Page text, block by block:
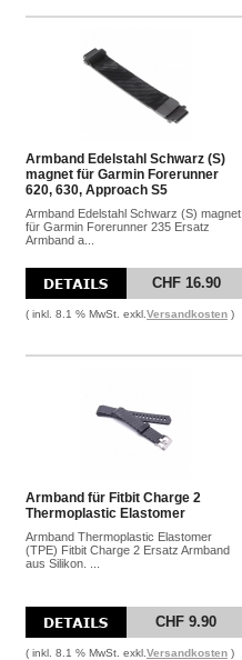
Armband Edelstahl Schwarz (S)
magnet für Garmin Forerunner
620, 630, Approach S5
Armband Edelstahl Schwarz (S) magnet
für Garmin Forerunner 235 Ersatz
Armband a...
CHF 16.90
( inkl. 8.1 % MwSt. exkl. Versandkosten )
Armband für Fitbit Charge 2
Thermoplastic Elastomer
Armband Thermoplastic Elastomer
(TPE) Fitbit Charge 2 Ersatz Armband
aus Silikon. ...
CHF 9.90
( inkl. 8.1 % MwSt. exkl. Versandkosten )